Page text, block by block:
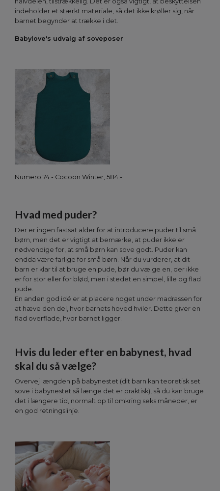
indeholder et stærkt materiale, så det ikke krøller sig, når
barnet begynder at trække i det.
Babylove's udvalg af soveposer
Numero 74 - Cocoon Winter, 584:-
Hvad med puder?
Der er ingen fastsat alder for at introducere puder til små
børn, men det er vigtigt at bemærke, at puder ikke er
nødvendige for, at små børn kan sove godt. Puder kan
endda være farlige for små børn. Når du vurderer, at dit
barn er klar til at bruge en pude, bør du vælge en, der ikke
er for stor eller for blød, men i stedet en simpel, lille og flad
pude.
En anden god idé er at placere noget under madrassen for
at hæve den del, hvor barnets hoved hviler. Dette giver en
flad overflade, hvor barnet ligger.
Hvis du leder efter en babynest, hvad
skal du så vælge?
Overvej længden på babynestet (dit barn kan teoretisk set
sove i babynestet så længe det er praktisk), så du kan bruge
det i længere tid, normalt op til omkring seks måneder, er
en god retningslinje.